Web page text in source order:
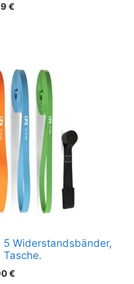
€
5 Widerstandsbänder,
Tasche.
€